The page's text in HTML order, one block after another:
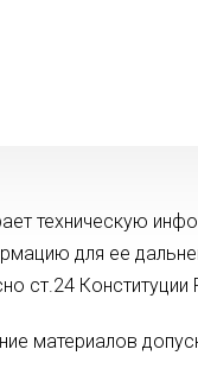
техническую
для ее
ст.24
материалов